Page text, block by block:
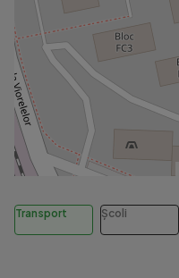
Transport Școli